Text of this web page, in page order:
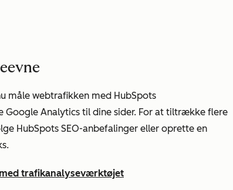
måle webtrafikken med HubSpots
Analytics til dine sider. For at tiltrække flere
HubSpots SEO-anbefalinger eller oprette en
trafikanalyseværktøjet